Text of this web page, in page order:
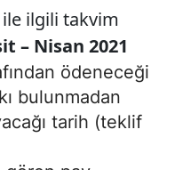
ilgili takvim
– Nisan 2021
ödeneceği
bulunmadan
tarih (teklif